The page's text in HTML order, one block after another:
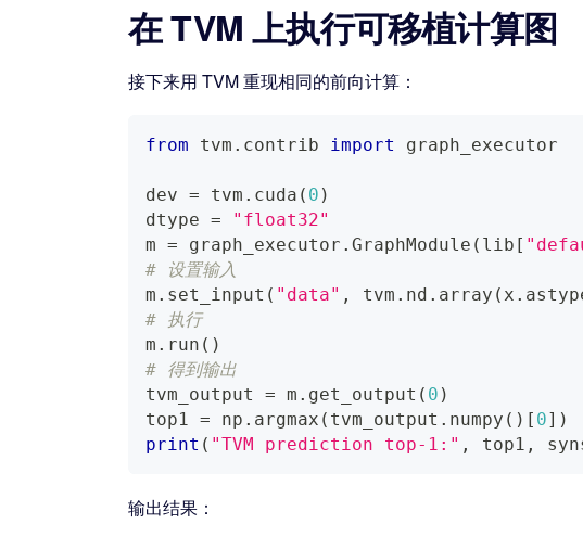
在 TVM 上执行可移植计算图
接下来用 TVM 重现相同的前向计算：
from tvm . contrib import graph_executor
dev = tvm . cuda ( 0 )
dtype =
"float32"
m = graph_executor . GraphModule ( lib [
# 设置输入
m . set_input ( "data" , tvm . nd . array ( x .
# 执行
m . run ( )
# 得到输出
tvm_output = m . get_output ( 0 )
top1 = np . argmax ( tvm_output . numpy ( ) [ 0] )
print ( "TVM prediction top-1:" , top1 ,
输出结果：